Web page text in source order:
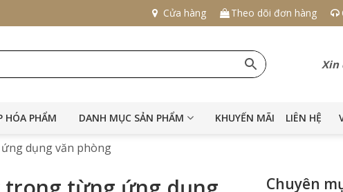
Cửa hàng Theo dõi đơn hàng
Xin
HÓA PHẨM DANH MỤC SẢN PHẨM KHUYẾN MÃI LIÊN HỆ
dụng văn phòng
Chuyên